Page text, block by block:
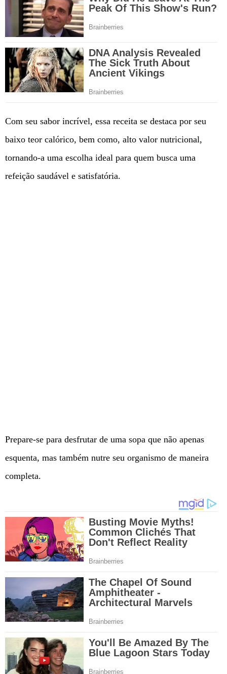
Com seu sabor incrível, essa receita se destaca por seu
baixo teor calórico, bem como, alto valor nutricional,
tornando-a uma escolha ideal para quem busca uma
refeição saudável e satisfatória.
Prepare-se para desfrutar de uma sopa que não apenas
esquenta, mas também nutre seu organismo de maneira
completa.